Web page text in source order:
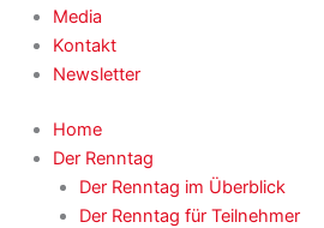
Media
Kontakt
Newsletter
Home
Der Renntag
Der Renntag im Überblick
Der Renntag für Teilnehmer